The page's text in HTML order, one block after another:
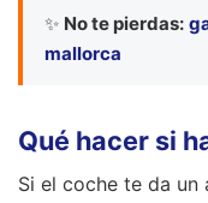
✨ No te pierdas:
mallorca
Qué hacer si
Si el coche te da